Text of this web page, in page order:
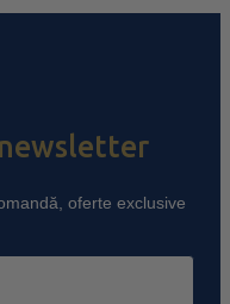
oferte exclusive